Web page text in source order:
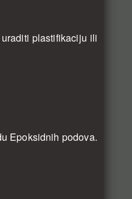
plastifikaciju ili
Epoksidnih podova.